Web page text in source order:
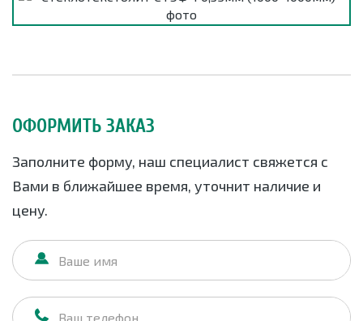
ОФОРМИТЬ ЗАКАЗ
Заполните форму, наш специалист свяжется с
Вами в ближайшее время, уточнит наличие и
цену.